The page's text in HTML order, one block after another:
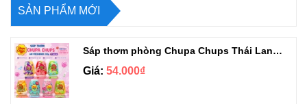
SẢN PHẨM MỚI
Sáp thơm phòng Chupa Chups Thái Lan 230g
Giá: 54.000₫